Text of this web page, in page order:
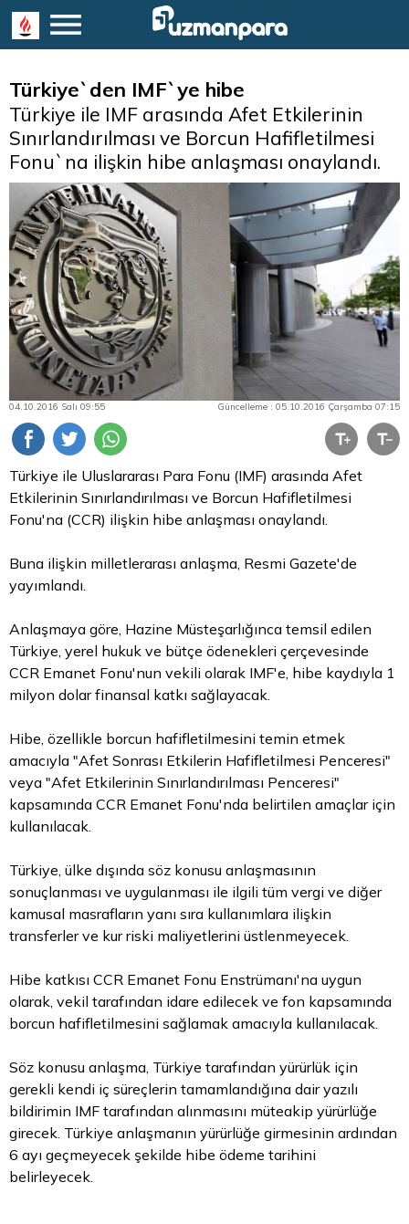
Türkiye`den IMF`ye hibe
Türkiye ile IMF arasında Afet Etkilerinin
Sınırlandırılması ve Borcun Hafifletilmesi
Fonu`na ilişkin hibe anlaşması onaylandı.
04.10.2016 Salı 09:55 Güncelleme : 05.10.2016 Çarşamba 07:15
Türkiye ile Uluslararası Para Fonu (IMF) arasında Afet
Etkilerinin Sınırlandırılması ve Borcun Hafifletilmesi
Fonu'na (CCR) ilişkin hibe anlaşması onaylandı.
Buna ilişkin milletlerarası anlaşma, Resmi Gazete'de
yayımlandı.
Anlaşmaya göre, Hazine Müsteşarlığınca temsil edilen
Türkiye, yerel hukuk ve bütçe ödenekleri çerçevesinde
CCR Emanet Fonu'nun vekili olarak IMF'e, hibe kaydıyla 1
milyon dolarfinansal katkı sağlayacak.
Hibe, özellikle borcun hafifletilmesini temin etmek
amacıyla "Afet Sonrası Etkilerin Hafifletilmesi Penceresi"
veya "Afet Etkilerinin Sınırlandırılması Penceresi"
kapsamında CCR Emanet Fonu'nda belirtilen amaçlar için
kullanılacak.
Türkiye, ülke dışında söz konusu anlaşmasının
sonuçlanması ve uygulanması ile ilgili tüm vergi ve diğer
kamusal masrafların yanı sıra kullanımlara ilişkin
transferler ve kur riski maliyetlerini üstlenmeyecek.
Hibe katkısı CCR Emanet Fonu Enstrümanı'na uygun
olarak, vekil tarafından idare edilecek ve fon kapsamında
borcun hafifletilmesini sağlamak amacıyla kullanılacak.
Söz konusu anlaşma, Türkiye tarafından yürürlük için
gerekli kendi iç süreçlerin tamamlandığına dair yazılı
bildirimin IMF tarafından alınmasını müteakip yürürlüğe
girecek. Türkiye anlaşmanın yürürlüğe girmesinin ardından
6 ayı geçmeyecek şekilde hibe ödeme tarihini
belirleyecek.